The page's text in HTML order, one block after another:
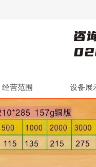
经营范围 设备展